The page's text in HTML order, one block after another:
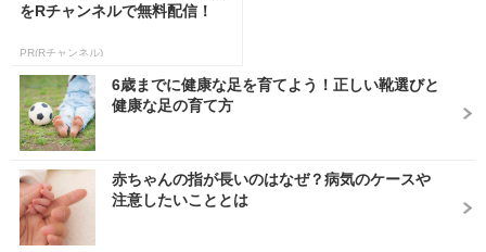
をRチャンネルで無料配信！
PR(Rチャンネル)
6歳までに健康な足を育てよう！正しい靴選びと
健康な足の育て方
赤ちゃんの指が長いのはなぜ？病気のケースや
注意したいこととは